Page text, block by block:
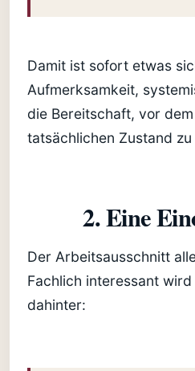
Damit ist sofort etwas
Aufmerksamkeit,
die Bereitschaft, vor
tatsächlichen Zustand
2. Eine
Der Arbeitsausschnitt
Fachlich interessant
dahinter: